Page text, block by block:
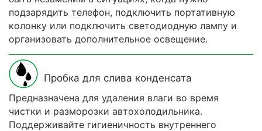
подзарядить телефон, подключить портативную
колонку или подключить светодиодную лампу и
организовать дополнительное освещение.
Пробка для слива конденсата
Предназначена для удаления влаги во время
чистки и разморозки автохолодильника.
Поддерживайте гигиеничность внутреннего